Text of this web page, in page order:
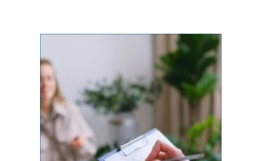
kring barnhälsa och
graviditet. När vården
samlas under ett tak blir
vägen mellan olika
mottagningar kortare...